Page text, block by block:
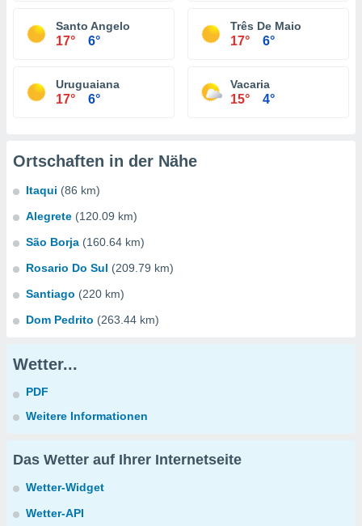
Santo Angelo
17° 6°
Três De Maio
17° 6°
Uruguaiana
17° 6°
Vacaria
15° 4°
Ortschaften in der Nähe
Itaqui (86 km)
Alegrete (120.09 km)
São Borja (160.64 km)
Rosario Do Sul (209.79 km)
Santiago (220 km)
Dom Pedrito (263.44 km)
Wetter...
PDF
Weitere Informationen
Das Wetter auf Ihrer Internetseite
Wetter-Widget
Wetter-API